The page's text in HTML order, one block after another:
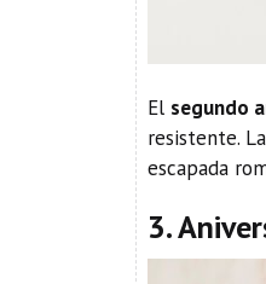
El segundo
resistente.
escapada
3.